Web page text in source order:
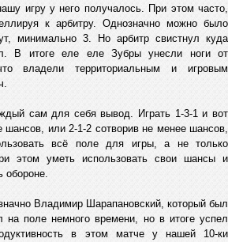
игру у него получалось. При этом часто,
к арбитру. Однозначно можно было
минимально 3. Но арбитр свистнул куда
В итоге еле еле Зубры унесли ноги от
владели территориальным и игровым
сам для себя вывод. Играть 1-3-1 и вот
шансов, или 2-1-2 сотворив не менее шансов,
всё поле для игры, а не только
этом уметь использовать свои шансы и
обороне.
Владимир Шарапановский, который был
на поле немного времени, но в итоге успел
в этом матче у нашей 10-ки